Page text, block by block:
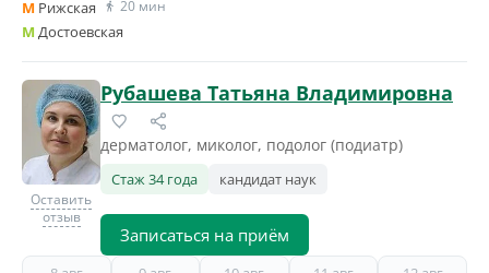
M Рижская 20 мин
M Достоевская
Оставить
отзыв
Рубашева Татьяна Владимировна
дерматолог, миколог, подолог (подиатр)
Стаж 34 года кандидат наук
Записаться на приём